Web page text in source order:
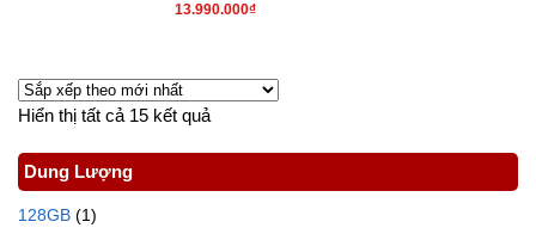
13.990.000₫
Hiển thị tất cả 15 kết quả
Dung Lượng
128GB (1)